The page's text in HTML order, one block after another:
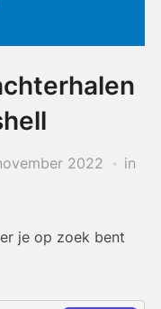
2022
in
je op zoek bent